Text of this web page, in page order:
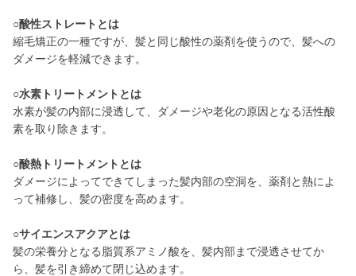
○酸性ストレートとは
縮毛矯正の一種ですが、髪と同じ酸性の薬剤を使うので、髪への
ダメージを軽減できます。
○水素トリートメントとは
水素が髪の内部に浸透して、ダメージや老化の原因となる活性酸
素を取り除きます。
○酸熱トリートメントとは
ダメージによってできてしまった髪内部の空洞を、薬剤と熱によ
って補修し、髪の密度を高めます。
○サイエンスアクアとは
髪の栄養分となる脂質系アミノ酸を、髪内部まで浸透させてか
ら、髪を引き締めて閉じ込めます。